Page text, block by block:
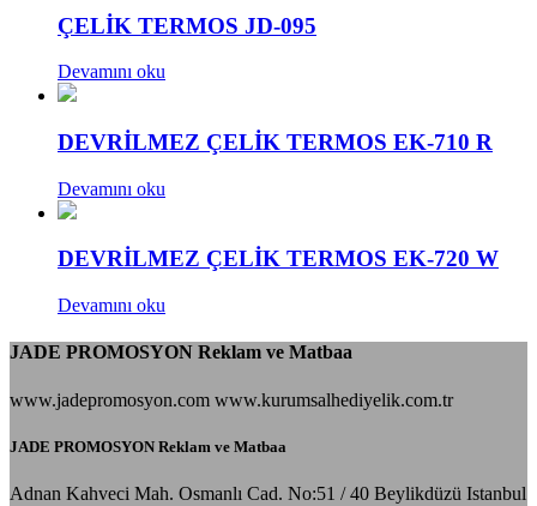
ÇELİK TERMOS JD-095
Devamını oku
DEVRİLMEZ ÇELİK TERMOS EK-710 R
Devamını oku
DEVRİLMEZ ÇELİK TERMOS EK-720 W
Devamını oku
JADE PROMOSYON Reklam ve Matbaa
www.jadepromosyon.com www.kurumsalhediyelik.com.tr
JADE PROMOSYON Reklam ve Matbaa
Adnan Kahveci Mah. Osmanlı Cad. No:51 / 40 Beylikdüzü Istanbul